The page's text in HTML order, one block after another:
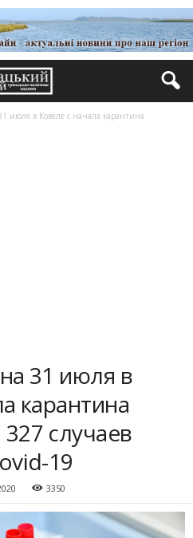
июля в Ковеле с начала карантина
31 июля в
карантина
случаев
19
3350